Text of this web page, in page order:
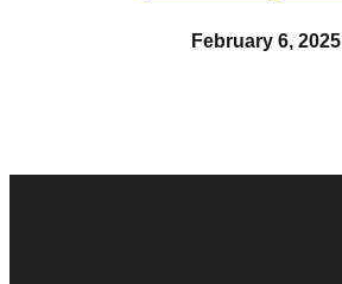
February 6, 2025